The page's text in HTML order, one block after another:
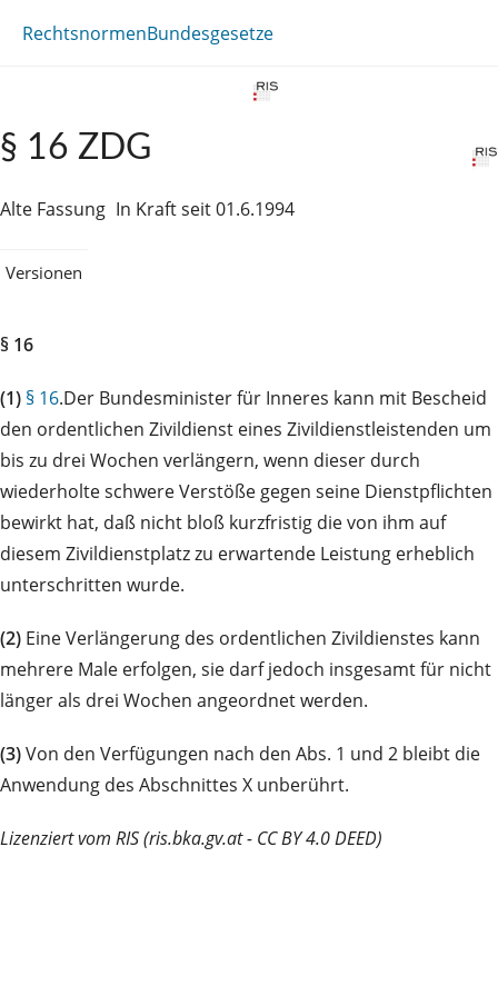
RechtsnormenBundesgesetze
§ 16 ZDG
Alte Fassung In Kraft seit 01.6.1994
Versionen
§ 16
(1) § 16.Der Bundesminister für Inneres kann mit Bescheid
den ordentlichen Zivildienst eines Zivildienstleistenden um
bis zu drei Wochen verlängern, wenn dieser durch
wiederholte schwere Verstöße gegen seine Dienstpflichten
bewirkt hat, daß nicht bloß kurzfristig die von ihm auf
diesem Zivildienstplatz zu erwartende Leistung erheblich
unterschritten wurde.
(2) Eine Verlängerung des ordentlichen Zivildienstes kann
mehrere Male erfolgen, sie darf jedoch insgesamt für nicht
länger als drei Wochen angeordnet werden.
(3)Von den Verfügungen nach den Abs. 1 und 2 bleibt die
Anwendung des Abschnittes X unberührt.
Lizenziert vom RIS (ris.bka.gv.at - CC BY 4.0 DEED)